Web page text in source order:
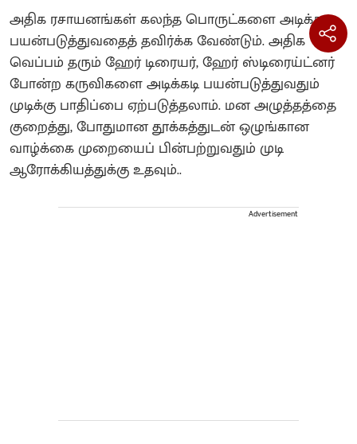
அதிக ரசாயனங்கள் கலந்த பொருட்களை அடிக்கடி
பயன்படுத்துவதைத் தவிர்க்க வேண்டும். அதிக
வெப்பம் தரும் ஹேர் டிரையர், ஹேர் ஸ்டிரைய்ட்னர்
போன்ற கருவிகளை அடிக்கடி பயன்படுத்துவதும்
முடிக்கு பாதிப்பை ஏற்படுத்தலாம். மன அழுத்தத்தை
குறைத்து, போதுமான தூக்கத்துடன் ஒழுங்கான
வாழ்க்கை முறையைப் பின்பற்றுவதும் முடி
ஆரோக்கியத்துக்கு உதவும்..
Advertisement